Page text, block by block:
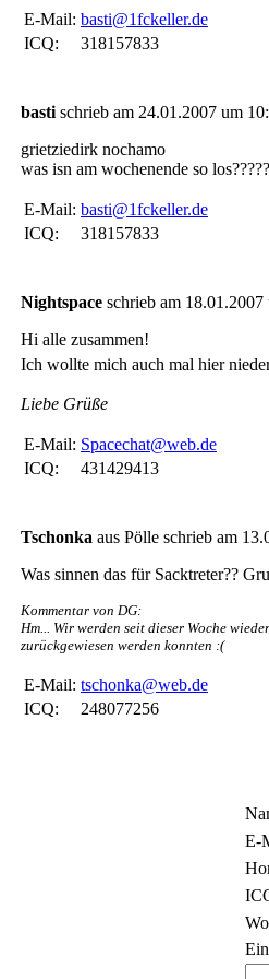
E-Mail: basti@1fckeller.de
ICQ:
318157833
bastischrieb am 24.01.2007 um
grietziedirk nochamo
was isn am wochenende so
E-Mail: basti@1fckeller.de
ICQ:
318157833
Nightspace schrieb am
Hi alle zusammen!
Ich wollte mich auch mal hier
Liebe Grüße
E-Mail: Spacechat@web.de
ICQ:
431429413
Tschonka aus Pölle schrieb am
Was sinnen das für Sacktreter??
Kommentar von DG:
Hm... Wir werden seit dieser Woche
zurückgewiesen werden konnten :(
E-Mail: tschonka@web.de
ICQ:
248077256
E-